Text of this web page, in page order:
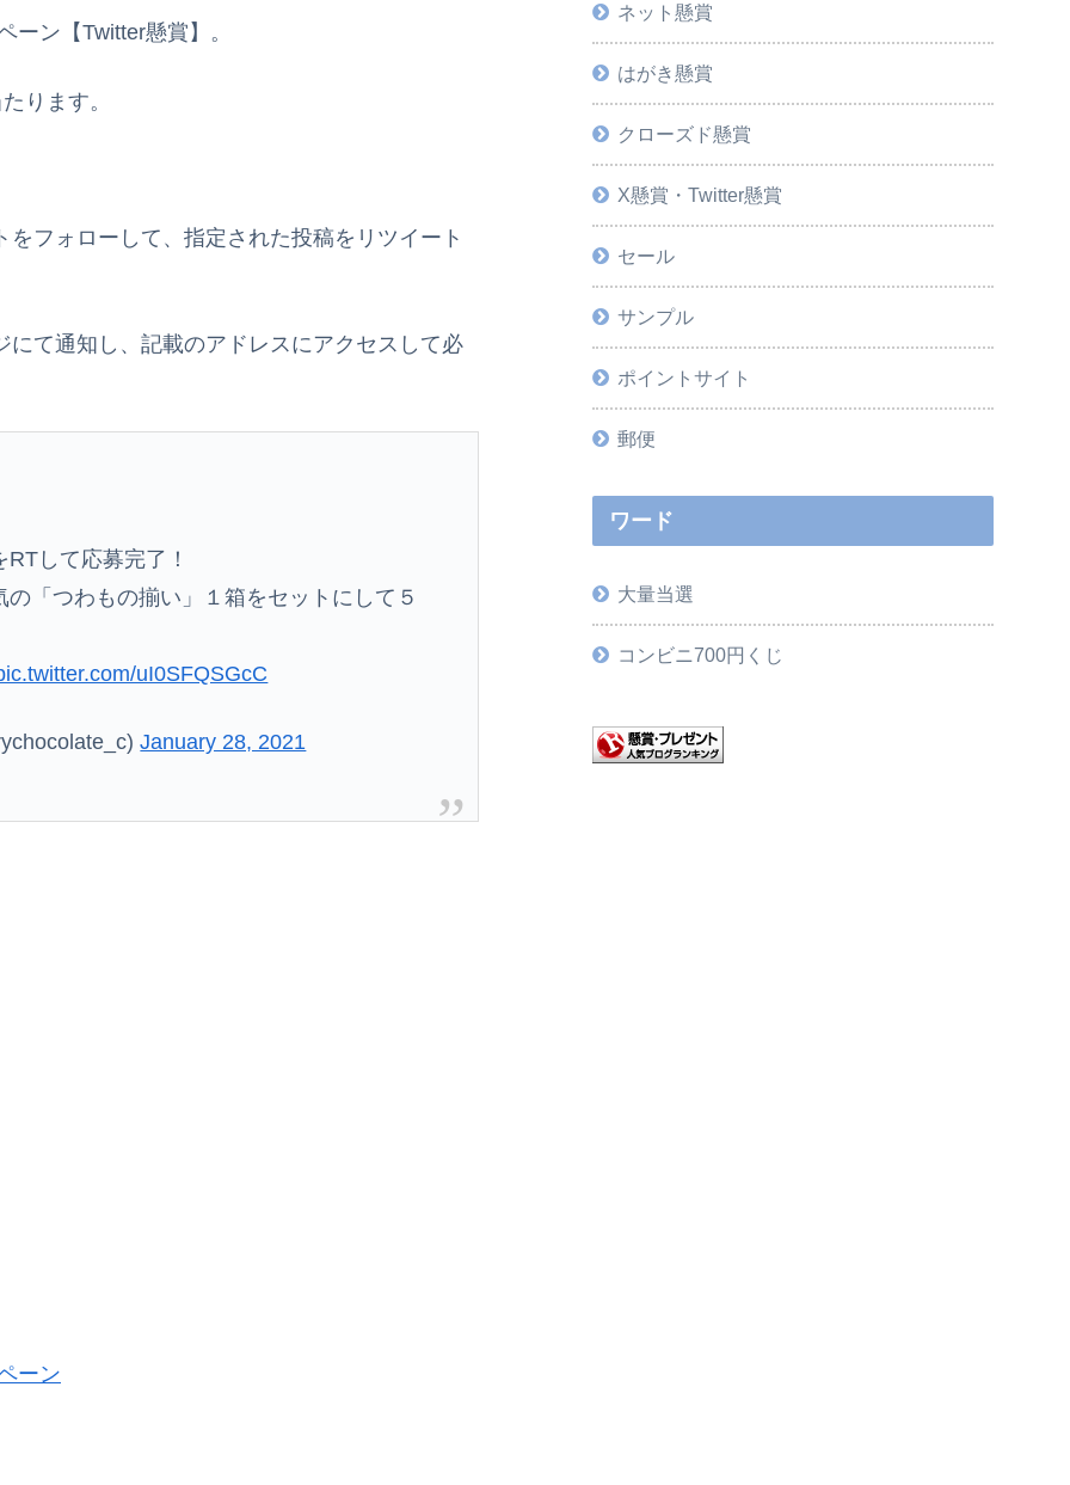
ーン【Twitter懸賞】。
ります。
フォローして、指定された投稿をリツイート
て通知し、記載のアドレスにアクセスして必
して応募完了！
「つわもの揃い」１箱をセットにして５
uI0SFQSGcC
January 28, 2021
ーン
ネット懸賞
はがき懸賞
クローズド懸賞
X懸賞・Twitter懸賞
セール
サンプル
ポイントサイト
郵便
ワード
大量当選
コンビニ700円くじ